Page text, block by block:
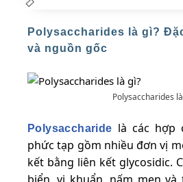
Polysaccharides là gì?
và nguồn gốc
Polysaccharides
Polysaccharide là các hợp
phức tạp gồm nhiều đơn vị
kết bằng liên kết glycosidic.